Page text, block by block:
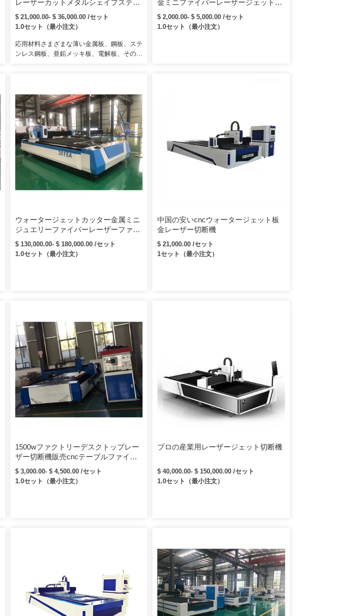
レーザーカットメタルシェイプステン
レス鋼用ファイバーレーザー切断機
$ 21,000.00- $ 36,000.00 /セット
1.0セット（最小注文）
応用材料さまざまな薄い金属板、鋼板、ステ
ンレス鋼板、亜鉛メッキ板、電解板、その他
専門家などがいます。それらのほとんどは、
輸入された鉄鋼や電気機器に製品が使用する
材料であり、真の材料が期待する、お金の価
値があります。
金ミニファイバーレーザージェット銘
板切断機3015
$ 2,000.00- $ 5,000.00 /セット
1.0セット（最小注文）
ウォータージェットカッター金属ミニ
ジュエリーファイバーレーザーファイ
バー切断機金属用1500ワット2000w
$ 130,000.00- $ 180,000.00 /セット
1.0セット（最小注文）
中国の安いcncウォータージェット板
金レーザー切断機
$ 21,000.00 /セット
1セット（最小注文）
1500wファクトリーデスクトップレー
ザー切断機販売cncテーブルファイバ
ーステンシルレーザージェット切断機
$ 3,000.00- $ 4,500.00 /セット
1.0セット（最小注文）
プロの産業用レーザージェット切断機
$ 40,000.00- $ 150,000.00 /セット
1.0セット（最小注文）